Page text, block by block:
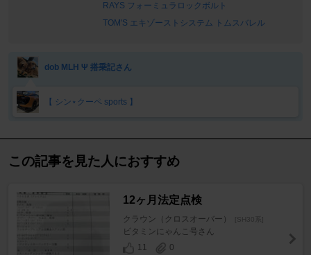
RAYS フォーミュラロックボルト
TOM'S エキゾーストシステム トムスバレル
dob MLH Ψ 搭乗記さん
【 シン⋆クーペ sports 】
この記事を見た人におすすめ
12ヶ月法定点検
クラウン（クロスオーバー） [SH30系]
ビタミンにゃんこ号さん
11
0